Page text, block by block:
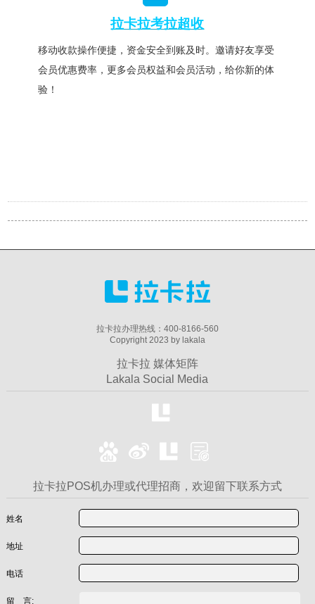
拉卡拉考拉超收
移动收款操作便捷，资金安全到账及时。邀请好友享受
会员优惠费率，更多会员权益和会员活动，给你新的体
验！
拉卡拉办理热线：400-8166-560
Copyright 2023 by lakala
拉卡拉 媒体矩阵
Lakala Social Media
拉卡拉POS机办理或代理招商，欢迎留下联系方式
姓名
地址
电话
留 言: